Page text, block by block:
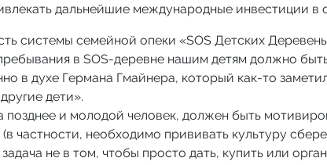
дальнейшие международные инвестиции в
системы семейной опеки «SOS Детских
в SOS-деревне нашим детям должно
в духе Германа Гмайнера, который как-то
дети».
и молодой человек, должен быть
частности, необходимо прививать культуру
не в том, чтобы просто дать, купить или